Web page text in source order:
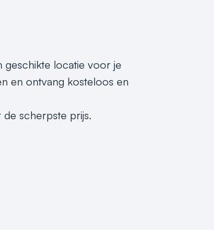
geschikte locatie voor je
en ontvang kosteloos en
scherpste prijs.